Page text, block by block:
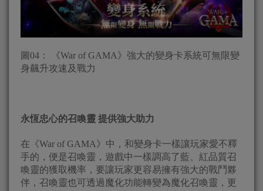
圖04： 《War of GAMA》強大的變身卡系統可無限變
身飆升攻速及戰力
永恆忠心的召喚靈 提供強大助力
在《War of GAMA》中，和變身卡一樣讓玩家愛不釋
手的，便是召喚靈，遊戲中一樣調高了藍、紅品質召
喚靈的獲取機率，要讓玩家更容易擁有強大的戰鬥夥
伴，召喚靈也可透過魔化功能轉變為魔化召喚靈，更